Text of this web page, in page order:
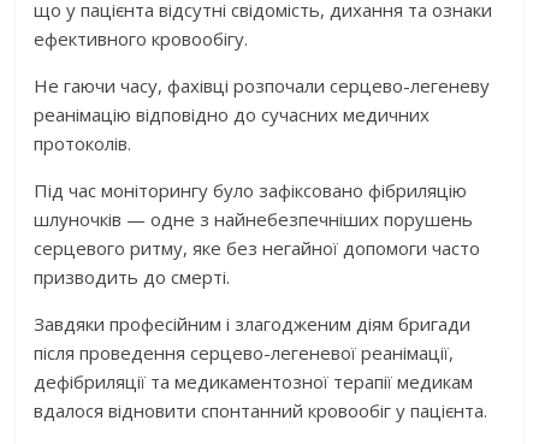
що у пацієнта відсутні свідомість, дихання та ознаки
ефективного кровообігу.
Не гаючи часу, фахівці розпочали серцево-легеневу
реанімацію відповідно до сучасних медичних
протоколів.
Під час моніторингу було зафіксовано фібриляцію
шлуночків — одне з найнебезпечніших порушень
серцевого ритму, яке без негайної допомоги часто
призводить до смерті.
Завдяки професійним і злагодженим діям бригади
після проведення серцево-легеневої реанімації,
дефібриляції та медикаментозної терапії медикам
вдалося відновити спонтанний кровообіг у пацієнта.